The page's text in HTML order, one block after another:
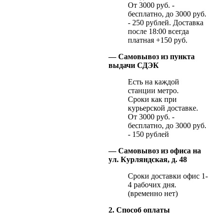
От 3000 руб. -
бесплатно, до 3000 руб.
- 250 рублей. Доставка
после 18:00 всегда
платная +150 руб.
— Самовывоз из пункта
выдачи СДЭК
Есть на каждой
станции метро.
Сроки как при
курьерской доставке.
От 3000 руб. -
бесплатно, до 3000 руб.
- 150 рублей
— Самовывоз из офиса на
ул. Курляндская, д. 48
Сроки доставки офис 1-
4 рабочих дня.
(временно нет)
2. Способ оплаты